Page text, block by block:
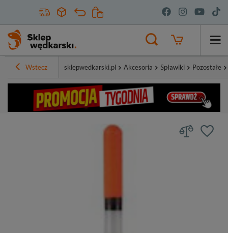
Wstecz sklepwedkarski.pl Akcesoria Spławiki Pozostałe